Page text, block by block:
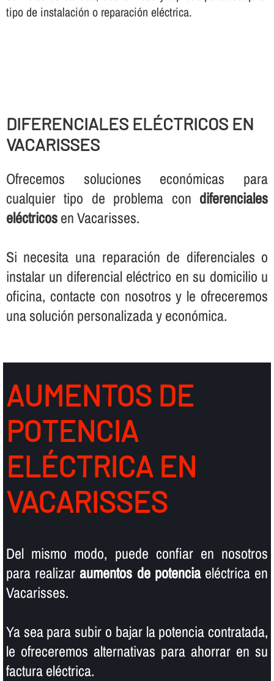
tipo de instalación o reparación eléctrica.
DIFERENCIALES ELÉCTRICOS EN
VACARISSES
Ofrecemos soluciones económicas para
cualquier tipo de problema con diferenciales
eléctricosen Vacarisses.
Si necesita una reparación de diferenciales o
instalar un diferencial eléctrico en su domicilio u
oficina, contacte con nosotros y le ofreceremos
una solución personalizada y económica.
AUMENTOS DE
POTENCIA
ELÉCTRICA EN
VACARISSES
Del mismo modo, puede confiar en nosotros
para realizaraumentos de potenciaeléctrica en
Vacarisses.
Ya sea para subir o bajar la potencia contratada,
le ofreceremos alternativas para ahorrar en su
factura eléctrica.